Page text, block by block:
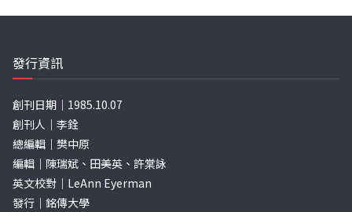
發行資訊
創刊日期｜1985.10.07
創刊人｜李銓
總編輯｜樊中原
編輯｜陳瑞斌、田美英、許棠詠
英文校對｜LeAnn Eyerman
發行｜銘傳大學